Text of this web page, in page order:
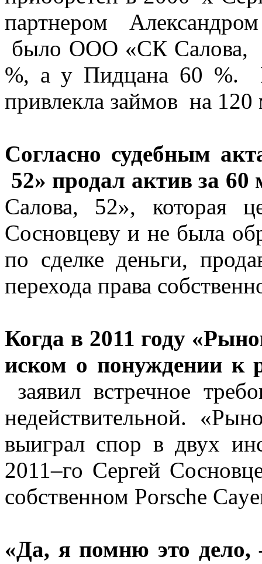
партнером
было ООО «СК Салова,
%, а у Пидцана 60 %.
привлекла займов на 120
Согласно судебным
52» продал актив за
Салова, 52», которая
Сосновцеву и не была
по сделке деньги,
перехода права
Когда в 2011 году
иском о понуждении к
заявил встречное
недействительной.
выиграл спор в двух
2011–го Сергей
собственном Porsche
«Да, я помню это